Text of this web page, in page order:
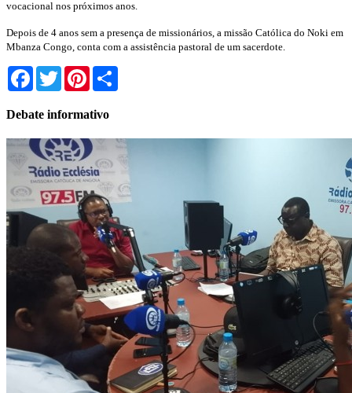
vocacional nos próximos anos.
Depois de 4 anos sem a presença de missionários, a missão Católica do Noki em
Mbanza Congo, conta com a assistência pastoral de um sacerdote.
Facebook
TwitterPinterest
Debate informativo